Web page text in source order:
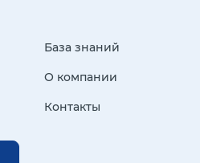
База знаний
О компании
Контакты